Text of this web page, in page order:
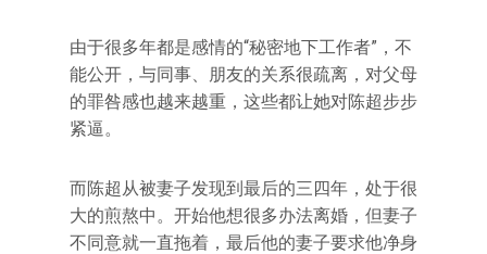
由于很多年都是感情的“秘密地下工作者”，不
能公开，与同事、朋友的关系很疏离，对父母
的罪咎感也越来越重，这些都让她对陈超步步
紧逼。
而陈超从被妻子发现到最后的三四年，处于很
大的煎熬中。开始他想很多办法离婚，但妻子
不同意就一直拖着，最后他的妻子要求他净身